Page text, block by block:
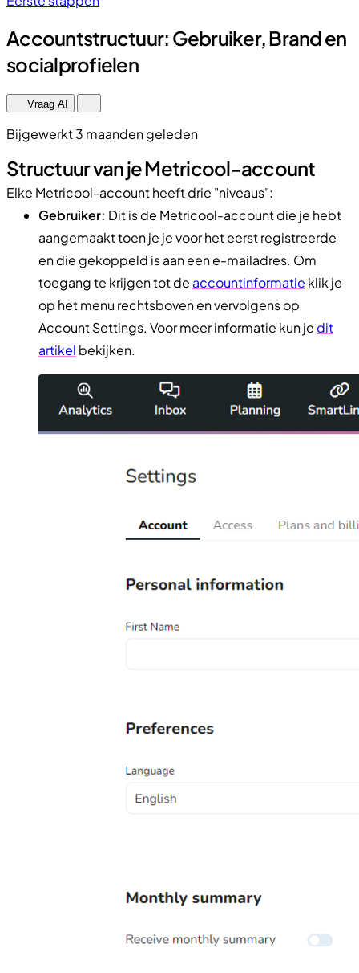
Accountstructuur: Gebruiker, Brand en
socialprofielen
Vraag AI
Bijgewerkt 3 maanden geleden
Structuur van je Metricool-account
Elke Metricool-account heeft drie "niveaus":
Gebruiker: Dit is de Metricool-account die je hebt
aangemaakt toen je je voor het eerst registreerde
en die gekoppeld is aan een e-mailadres. Om
toegang te krijgen tot de accountinformatie klik je
op het menu rechtsboven en vervolgens op
Account Settings. Voor meer informatie kun je dit
artikel bekijken.